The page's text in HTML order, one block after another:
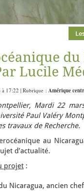
Lucile
17:22 | Rubrique : Amérique
Mardi 22
Paul Valéry
travaux de Recherche.
au
d’actualité.
projet :
Nicaragua, ancien